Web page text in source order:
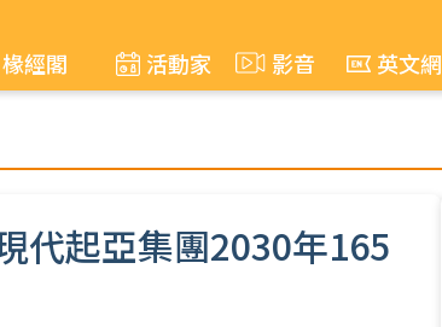
椽經閣 活動家 影音 英文網
代起亞集團2030年165